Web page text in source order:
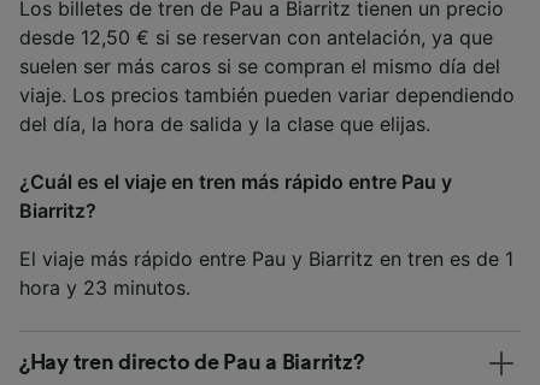
Los billetes de tren de Pau a Biarritz tienen un precio
desde 12,50 € si se reservan con antelación, ya que
suelen ser más caros si se compran el mismo día del
viaje. Los precios también pueden variar dependiendo
del día, la hora de salida y la clase que elijas.
¿Cuál es el viaje en tren más rápido entre Pau y
Biarritz?
El viaje más rápido entre Pau y Biarritz en tren es de 1
hora y 23 minutos.
¿Hay tren directo de Pau a Biarritz?